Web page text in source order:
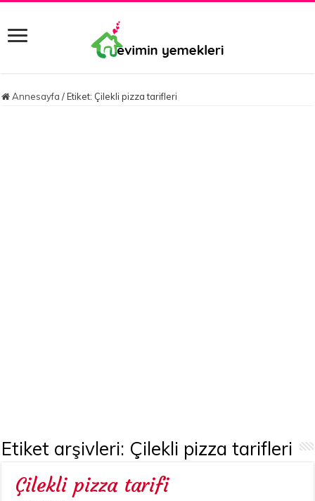
Annesayfa / Etiket: Çilekli pizza tarifleri
Etiket arşivleri: Çilekli pizza tarifleri
Çilekli pizza tarifi